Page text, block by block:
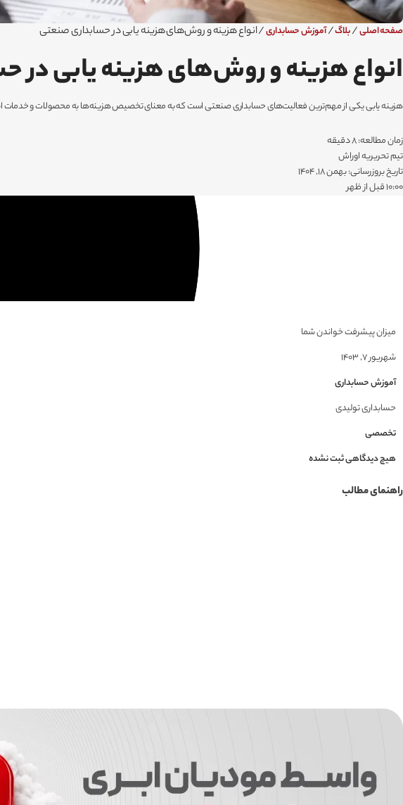
صفحه اصلی/بلاگ/آموزش حسابداری/انواع هزینه و روش‌های هزینه یابی در حسابداری صنعتی
انواع هزینه و روش‌های هزینه یابی در
هزینه یابی یکی از مهم‌ترین فعالیت‌های حسابداری صنعتی است که به معنای تخصیص هزینه‌ها به محصولات و
زمان مطالعه: 8 دقیقه
تیم تحریریه اوراش
تاریخ بروزرسانی: بهمن 18, 1404
۱۰:۰۰ قبل از ظهر
میزان پیشرفت خواندن شما
شهریور ۷, ۱۴۰۳
آموزش حسابداری
حسابداری تولیدی
تخصصی
هیچ دیدگاهی ثبت نشده
راهنمای مطالب